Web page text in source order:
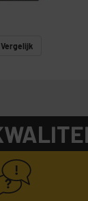
Vergelijk